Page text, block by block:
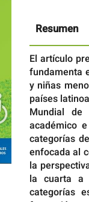
Resumen
El artículo
fundamenta
y niñas
países
Mundial de
académico
categorías
enfocada al
la
la cuarta a
categorías